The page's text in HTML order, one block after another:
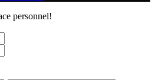
personnel!